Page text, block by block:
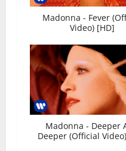
Madonna - Fever
Video) [HD]
Madonna - Deeper
Deeper (Official